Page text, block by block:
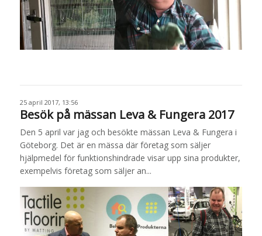
25 april 2017, 13:56
Besök på mässan Leva & Fungera 2017
Den 5 april var jag och besökte mässan Leva & Fungera i
Göteborg. Det är en mässa där företag som säljer
hjälpmedel för funktionshindrade visar upp sina produkter,
exempelvis företag som säljer an...